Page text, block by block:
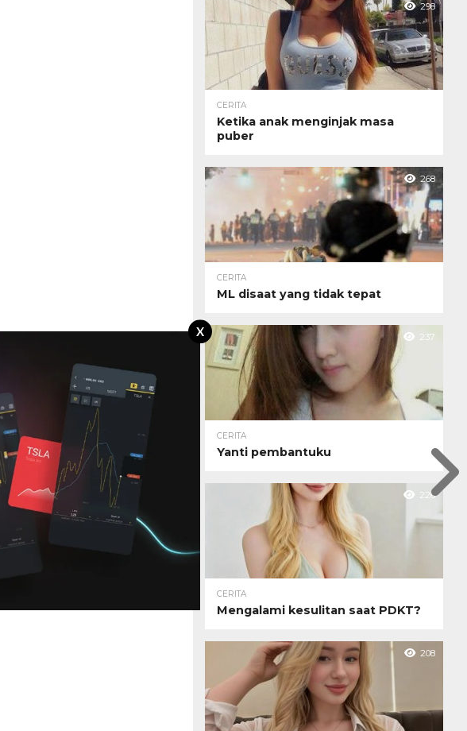
X
298
CERITA
Ketika anak menginjak masa
puber
268
CERITA
ML disaat yang tidak tepat
237
CERITA
Yanti pembantuku
226
CERITA
Mengalami kesulitan saat PDKT?
208